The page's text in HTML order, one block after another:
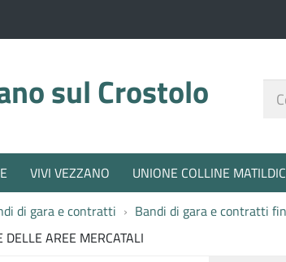
sul Crostolo
Cerca
VIVI VEZZANO UNIONE COLLINE
di gara e contratti Bandi di gara e contratti
AREE MERCATALI